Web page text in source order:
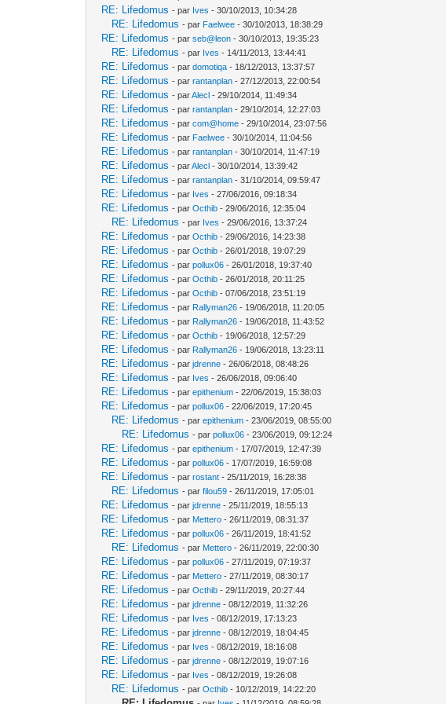
RE: Lifedomus - par Ives - 30/10/2013, 10:34:28
RE: Lifedomus - par Faelwee - 30/10/2013, 18:38:29
RE: Lifedomus - parseb@leon - 30/10/2013, 19:35:23
RE: Lifedomus - par Ives - 14/11/2013, 13:44:41
RE: Lifedomus - pardomotiqa - 18/12/2013, 13:37:57
RE: Lifedomus - parrantanplan - 27/12/2013, 22:00:54
RE: Lifedomus - parAlecl - 29/10/2014, 11:49:34
RE: Lifedomus - parrantanplan - 29/10/2014, 12:27:03
RE: Lifedomus - parcom@home - 29/10/2014, 23:07:56
RE: Lifedomus - par Faelwee - 30/10/2014, 11:04:56
RE: Lifedomus - parrantanplan - 30/10/2014, 11:47:19
RE: Lifedomus - parAlecl - 30/10/2014, 13:39:42
RE: Lifedomus - parrantanplan - 31/10/2014, 09:59:47
RE: Lifedomus - par Ives - 27/06/2016, 09:18:34
RE: Lifedomus - parOcthib - 29/06/2016, 12:35:04
RE: Lifedomus - par Ives - 29/06/2016, 13:37:24
RE: Lifedomus - parOcthib - 29/06/2016, 14:23:38
RE: Lifedomus - parOcthib - 26/01/2018, 19:07:29
RE: Lifedomus - parpollux06 - 26/01/2018, 19:37:40
RE: Lifedomus - parOcthib - 26/01/2018, 20:11:25
RE: Lifedomus - parOcthib - 07/06/2018, 23:51:19
RE: Lifedomus - par Rallyman26 - 19/06/2018, 11:20:05
RE: Lifedomus - par Rallyman26 - 19/06/2018, 11:43:52
RE: Lifedomus - parOcthib - 19/06/2018, 12:57:29
RE: Lifedomus - par Rallyman26 - 19/06/2018, 13:23:11
RE: Lifedomus - parjdrenne - 26/06/2018, 08:48:26
RE: Lifedomus - par Ives - 26/06/2018, 09:06:40
RE: Lifedomus - parepithenium - 22/06/2019, 15:38:03
RE: Lifedomus - parpollux06 - 22/06/2019, 17:20:45
RE: Lifedomus - parepithenium - 23/06/2019, 08:55:00
RE: Lifedomus - parpollux06 - 23/06/2019, 09:12:24
RE: Lifedomus - parepithenium - 17/07/2019, 12:47:39
RE: Lifedomus - parpollux06 - 17/07/2019, 16:59:08
RE: Lifedomus - parrostant - 25/11/2019, 16:28:38
RE: Lifedomus - parfilou59 - 26/11/2019, 17:05:01
RE: Lifedomus - parjdrenne - 25/11/2019, 18:55:13
RE: Lifedomus - par Mettero - 26/11/2019, 08:31:37
RE: Lifedomus - parpollux06 - 26/11/2019, 18:41:52
RE: Lifedomus - par Mettero - 26/11/2019, 22:00:30
RE: Lifedomus - parpollux06 - 27/11/2019, 07:19:37
RE: Lifedomus - par Mettero - 27/11/2019, 08:30:17
RE: Lifedomus - parOcthib - 29/11/2019, 20:27:44
RE: Lifedomus - parjdrenne - 08/12/2019, 11:32:26
RE: Lifedomus - par Ives - 08/12/2019, 17:13:23
RE: Lifedomus - parjdrenne - 08/12/2019, 18:04:45
RE: Lifedomus - par Ives - 08/12/2019, 18:16:08
RE: Lifedomus - parjdrenne - 08/12/2019, 19:07:16
RE: Lifedomus - par Ives - 08/12/2019, 19:26:08
RE: Lifedomus - parOcthib - 10/12/2019, 14:22:20